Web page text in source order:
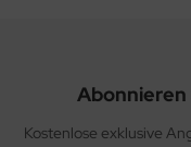
Kostenlose exklusive